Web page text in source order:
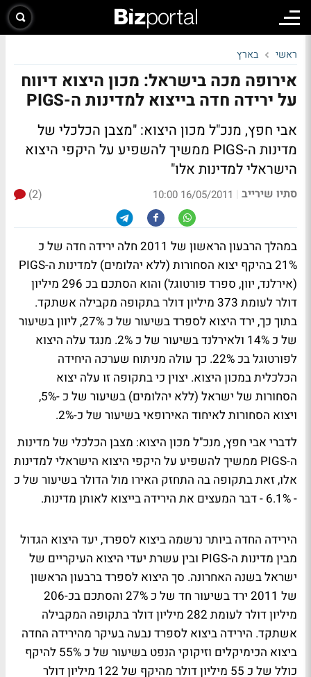
ראשי בארץ
אירופה מכה בישראל: מכון היצוא דיווח
על ירידה חדה בייצוא למדינות ה-PIGS
אבי חפץ, מנכ"ל מכון היצוא: "מצבן הכלכלי של
מדינות ה-PIGS ממשיך להשפיע על היקפי היצוא
הישראלי למדינות אלו"
סתיו שירייב |
16/05/2011 10:00
(2)
במהלך הרבעון הראשון של 2011 חלה ירידה חדה של כ
21% בהיקף יצוא הסחורות (ללא יהלומים) למדינות ה-PIGS
(אירלנד, יוון, ספרד פורטוגל) והוא הסתכם בכ 296 מיליון
דולר לעומת 373 מיליון דולר בתקופה מקבילה אשתקד.
בתוך כך, ירד היצוא לספרד בשיעור של כ 27%, ליוון בשיעור
של כ 14% ולאירלנד בשיעור של כ 2%. מנגד עלה היצוא
לפורטוגל בכ 22%. כך עולה מניתוח שערכה היחידה
הכלכלית במכון היצוא. יצוין כי בתקופה זו עלה יצוא
הסחורות של ישראל (ללא יהלומים) בשיעור של כ -5%,
ויצוא הסחורות לאיחוד האירופאי בשיעור של כ-2%.
לדברי אבי חפץ, מנכ"ל מכון היצוא: מצבן הכלכלי של מדינות
ה-PIGS ממשיך להשפיע על היקפי היצוא הישראלי למדינות
אלו, זאת בתקופה בה התחזק האירו מול הדולר בשיעור של כ
- 6.1% - דבר המעצים את הירידה בייצוא לאותן מדינות.
הירידה החדה ביותר נרשמה ביצוא לספרד, יעד היצוא הגדול
מבין מדינות ה-PIGS ובין עשרת יעדי היצוא העיקריים של
ישראל בשנה האחרונה. סך היצוא לספרד ברבעון הראשון
של 2011 ירד בשיעור חד של כ 27% והסתכם בכ-206
מיליון דולר לעומת 282 מיליון דולר בתקופה המקבילה
אשתקד. הירידה ביצוא לספרד נבעה בעיקר מהירידה החדה
ביצוא הכימיקלים וזיקוקי הנפט בשיעור של כ 55% להיקף
כולל של כ 55 מיליון דולר מהיקף של 122 מיליון דולר